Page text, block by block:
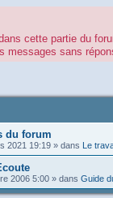
cette partie du
messages sans
du forum
2021 19:19 » dans Le
2006 5:00 » dans Guide